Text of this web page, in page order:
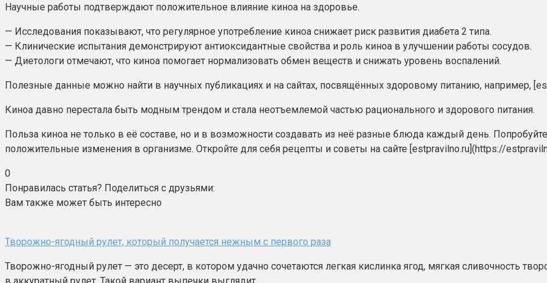
Научные работы подтверждают положительное влияние киноа на здоровье.
— Исследования показывают, что регулярное употребление киноа снижает риск развития диабета 2 типа.
— Клинические испытания демонстрируют антиоксидантные свойства и роль киноа в улучшении работы сосудов.
— Диетологи отмечают, что киноа помогает нормализовать обмен веществ и снижать уровень воспалений.
Полезные данные можно найти в научных публикациях и на сайтах, посвящённых здоровому питанию, например,
Киноа давно перестала быть модным трендом и стала неотъемлемой частью рационального и здорового питания.
Польза киноа не только в её составе, но и в возможности создавать из неё разные блюда каждый день.
положительные изменения в организме. Откройте для себя рецепты и советы на сайте [estpravilno.ru](https://
0
Понравилась статья? Поделиться с друзьями:
Вам также может быть интересно
Творожно-ягодный рулет, который получается нежным с первого раза
Творожно-ягодный рулет — это десерт, в котором удачно сочетаются легкая кислинка ягод, мягкая сливочность
в аккуратный рулет. Такой вариант выпечки выглядит…